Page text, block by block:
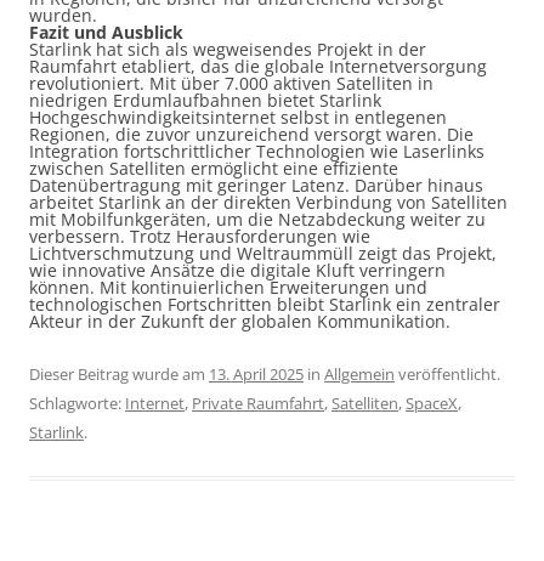
wurden.
Fazit und Ausblick
Starlink hat sich als wegweisendes Projekt in der
Raumfahrt etabliert, das die globale Internetversorgung
revolutioniert. Mit über 7.000 aktiven Satelliten in
niedrigen Erdumlaufbahnen bietet Starlink
Hochgeschwindigkeitsinternet selbst in entlegenen
Regionen, die zuvor unzureichend versorgt waren. Die
Integration fortschrittlicher Technologien wie Laserlinks
zwischen Satelliten ermöglicht eine effiziente
Datenübertragung mit geringer Latenz. Darüber hinaus
arbeitet Starlink an der direkten Verbindung von Satelliten
mit Mobilfunkgeräten, um die Netzabdeckung weiter zu
verbessern. Trotz Herausforderungen wie
Lichtverschmutzung und Weltraummüll zeigt das Projekt,
wie innovative Ansätze die digitale Kluft verringern
können. Mit kontinuierlichen Erweiterungen und
technologischen Fortschritten bleibt Starlink ein zentraler
Akteur in der Zukunft der globalen Kommunikation.
Dieser Beitrag wurde am 13. April 2025 in Allgemein veröffentlicht.
Schlagworte: Internet, Private Raumfahrt,Satelliten,SpaceX,
Starlink.